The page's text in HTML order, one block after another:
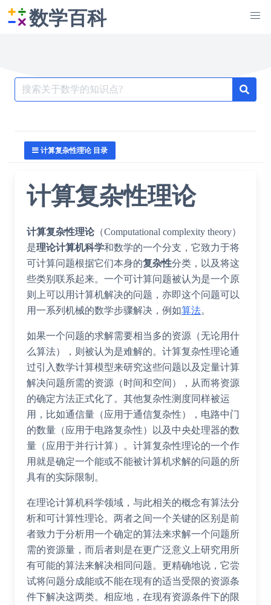
数学百科
Search
for:
计算复杂性理论 目录
计算复杂性理论
计算复杂性理论（Computational complexity theory）
是理论计算机科学和数学的一个分支，它致力于将
可计算问题根据它们本身的复杂性分类，以及将这
些类别联系起来。一个可计算问题被认为是一个原
则上可以用计算机解决的问题，亦即这个问题可以
用一系列机械的数学步骤解决，例如算法。
如果一个问题的求解需要相当多的资源（无论用什
么算法），则被认为是难解的。计算复杂性理论通
过引入数学计算模型来研究这些问题以及定量计算
解决问题所需的资源（时间和空间），从而将资源
的确定方法正式化了。其他复杂性测度同样被运
用，比如通信量（应用于通信复杂性），电路中门
的数量（应用于电路复杂性）以及中央处理器的数
量（应用于并行计算）。计算复杂性理论的一个作
用就是确定一个能或不能被计算机求解的问题的所
具有的实际限制。
在理论计算机科学领域，与此相关的概念有算法分
析和可计算性理论。两者之间一个关键的区别是前
者致力于分析用一个确定的算法来求解一个问题所
需的资源量，而后者则是在更广泛意义上研究用所
有可能的算法来解决相同问题。更精确地说，它尝
试将问题分成能或不能在现有的适当受限的资源条
件下解决这两类。相应地，在现有资源条件下的限